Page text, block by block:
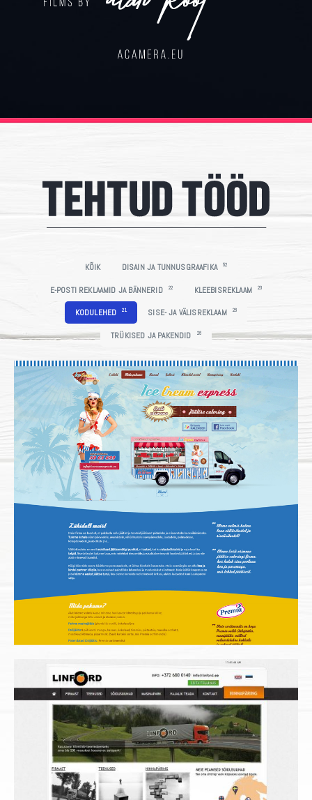
KÕIK DISAIN JA TUNNUSGRAAFIKA 52
E-POSTI REKLAAMID JA BÄNNERID 22 KLEEBISREKLAAM 23
KODULEHED 21 SISE- JA VÄLISREKLAAM 26
TRÜKISED JA PAKENDID 26